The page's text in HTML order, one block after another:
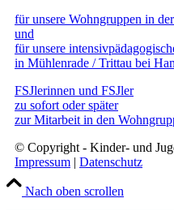
für unsere Wohngruppen in
und
für unsere
in Mühlenrade / Trittau bei
FSJlerinnen und FSJler
zu sofort oder später
zur Mitarbeit in den
© Copyright - Kinder- und
Impressum | Datenschutz
Nach oben scrollen